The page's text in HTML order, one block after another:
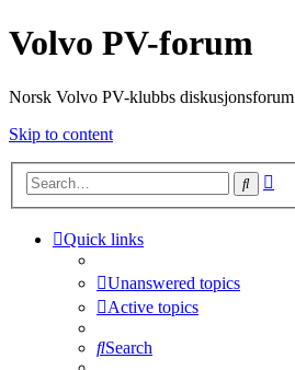
Volvo PV-forum
Norsk Volvo PV-klubbs diskusjonsforum
Skip to content
Search
Quick links
Unanswered topics
Active topics
Search